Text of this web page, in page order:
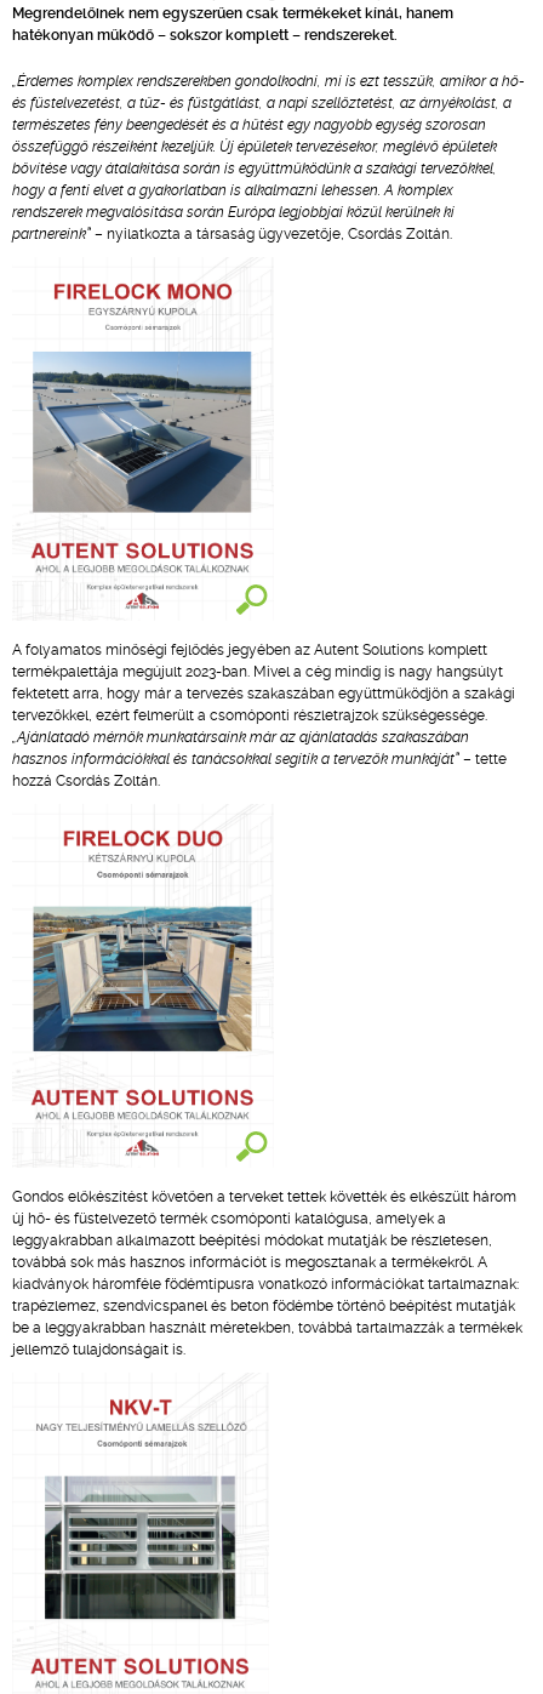
Megrendelőinek nem egyszerűen csak termékeket kínál, hanem
hatékonyan működő – sokszor komplett – rendszereket.
„Érdemes komplex rendszerekben gondolkodni, mi is ezt tesszük, amikor a hő-
és füstelvezetést, a tűz- és füstgátlást, a napi szellőztetést, az árnyékolást, a
természetes fény beengedését és a hűtést egy nagyobb egység szorosan
összefüggő részeiként kezeljük. Új épületek tervezésekor, meglévő épületek
bővítése vagy átalakítása során is együttműködünk a szakági tervezőkkel,
hogy a fenti elvet a gyakorlatban is alkalmazni lehessen. A komplex
rendszerek megvalósítása során Európa legjobbjai közül kerülnek ki
partnereink” – nyilatkozta a társaság ügyvezetője, Csordás Zoltán.
A folyamatos minőségi fejlődés jegyében az Autent Solutions komplett
termékpalettája megújult 2023-ban. Mivel a cég mindig is nagy hangsúlyt
fektetett arra, hogy már a tervezés szakaszában együttműködjön a szakági
tervezőkkel, ezért felmerült a csomóponti részletrajzok szükségessége.
„Ajánlatadó mérnök munkatársaink már az ajánlatadás szakaszában
hasznos információkkal és tanácsokkal segítik a tervezők munkáját” – tette
hozzá Csordás Zoltán.
Gondos előkészítést követően a terveket tettek követték és elkészült három
új hő- és füstelvezető termék csomóponti katalógusa, amelyek a
leggyakrabban alkalmazott beépítési módokat mutatják be részletesen,
továbbá sok más hasznos információt is megosztanak a termékekről. A
kiadványok háromféle födémtípusra vonatkozó információkat tartalmaznak:
trapézlemez, szendvicspanel és beton födémbe történő beépítést mutatják
be a leggyakrabban használt méretekben, továbbá tartalmazzák a termékek
jellemző tulajdonságait is.